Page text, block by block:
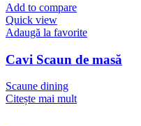
Add to compare
Quick view
Adaugă la favorite
Cavi Scaun de masă
Scaune dining
Citește mai mult